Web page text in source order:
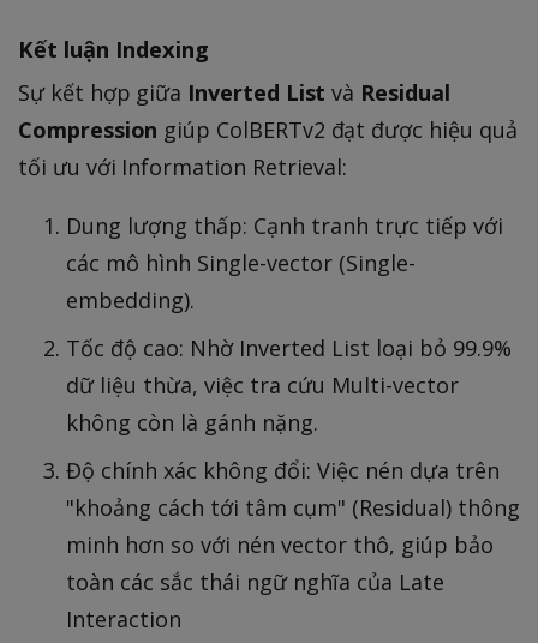
r
}
Kết luận Indexing
Sự kết hợp giữa Inverted List và Residual
Compression giúp ColBERTv2 đạt được hiệu quả
tối ưu với Information Retrieval:
Dung lượng thấp: Cạnh tranh trực tiếp với
các mô hình Single-vector (Single-
embedding).
Tốc độ cao: Nhờ Inverted List loại bỏ 99.9%
dữ liệu thừa, việc tra cứu Multi-vector
không còn là gánh nặng.
Độ chính xác không đổi: Việc nén dựa trên
"khoảng cách tới tâm cụm" (Residual) thông
minh hơn so với nén vector thô, giúp bảo
toàn các sắc thái ngữ nghĩa của Late
Interaction